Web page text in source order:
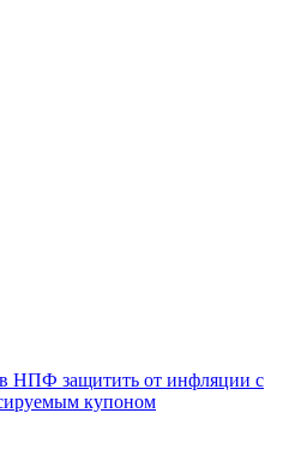
НПФ защитить от инфляции с
купоном